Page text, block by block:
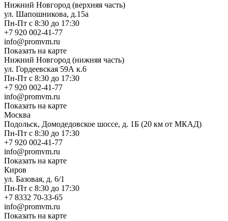
Нижний Новгород (верхняя часть)
ул. Шапошникова, д.15а
Пн-Пт с 8:30 до 17:30
+7 920 002-41-77
info@promvm.ru
Показать на карте
Нижний Новгород (нижняя часть)
ул. Гордеевская 59А к.6
Пн-Пт с 8:30 до 17:30
+7 920 002-41-77
info@promvm.ru
Показать на карте
Москва
Подольск, Домодедовское шоссе, д. 1Б (20 км от МКАД)
Пн-Пт с 8:30 до 17:30
+7 920 002-41-77
info@promvm.ru
Показать на карте
Киров
ул. Базовая, д. 6/1
Пн-Пт с 8:30 до 17:30
+7 8332 70-33-65
info@promvm.ru
Показать на карте